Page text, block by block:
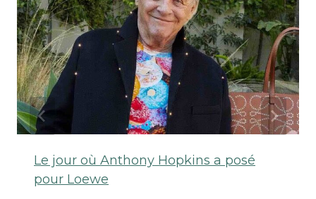
Le jour où Anthony Hopkins a posé
pour Loewe